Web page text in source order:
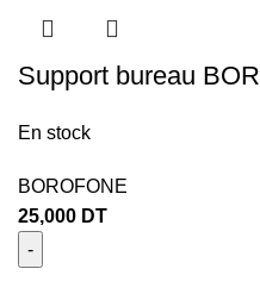
Support bureau
En stock
BOROFONE
25,000 DT